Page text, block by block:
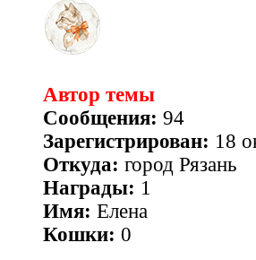
Автор темы
Сообщения: 94
Зарегистрирован: 18
Откуда: город Рязань
Награды: 1
Имя: Елена
Кошки: 0